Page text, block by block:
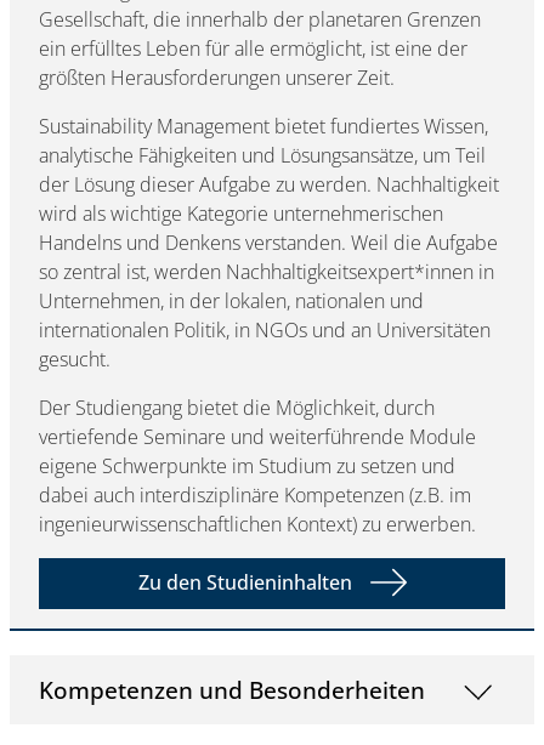
Gesellschaft, die innerhalb der planetaren Grenzen
ein erfülltes Leben für alle ermöglicht, ist eine der
größten Herausforderungen unserer Zeit.
Sustainability Management bietet fundiertes Wissen,
analytische Fähigkeiten und Lösungsansätze, um Teil
der Lösung dieser Aufgabe zu werden. Nachhaltigkeit
wird als wichtige Kategorie unternehmerischen
Handelns und Denkens verstanden. Weil die Aufgabe
so zentral ist, werden Nachhaltigkeitsexpert*innen in
Unternehmen, in der lokalen, nationalen und
internationalen Politik, in NGOs und an Universitäten
gesucht.
Der Studiengang bietet die Möglichkeit, durch
vertiefende Seminare und weiterführende Module
eigene Schwerpunkte im Studium zu setzen und
dabei auch interdisziplinäre Kompetenzen (z.B. im
ingenieurwissenschaftlichen Kontext) zu erwerben.
Zu den Studieninhalten
Kompetenzen und Besonderheiten